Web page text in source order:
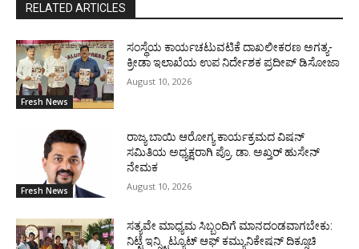
RELATED ARTICLES
Fresh News
ಸಂಸ್ಥೆಯ ಕಾರ್ಯಚಟುವಟಿಕೆ ದಾಖಲೀಕರಣ ಅಗತ್ಯ-
ಕ್ರೀಡಾ ಇಲಾಖೆಯ ಉಪ ನಿರ್ದೇಶಕ ಪ್ರದೀಪ್ ಡಿಸೋಜಾ
August 10, 2026
Fresh News
ರಾಜ್ಯ ಬಾಯಿ ಆರೋಗ್ಯ ಕಾರ್ಯಕ್ರಮದ ವಿಷನ್
ಸಮಿತಿಯ ಅಧ್ಯಕ್ಷರಾಗಿ ಪ್ರೊ. ಡಾ. ಅಖ್ತರ್ ಹುಸೇನ್
ನೇಮಕ
August 10, 2026
ಸತ್ಯವೇ ಮಾಧ್ಯಮ ಸಿಬ್ಬಂದಿಗೆ ಮಾನದಂಡವಾಗಬೇಕು:
ನಿಟ್ಟೆ ಇನ್ಸ್ಟಿಟ್ಯೂಟ್ ಆಫ್ ಕಮ್ಯುನಿಕೇಷನ್ ದಿಕ್ಸೂಚಿ